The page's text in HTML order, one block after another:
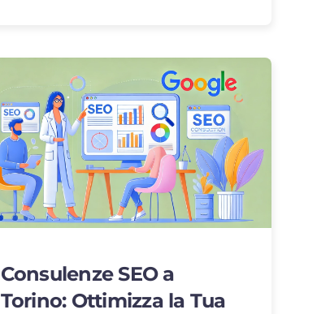
Consulenze SEO a
Torino: Ottimizza la Tua